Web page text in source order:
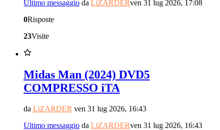
Ultimo messaggio da LiZARDERven 31 lug 2026, 17:08
0Risposte
23Visite
Midas Man (2024) DVD5
COMPRESSO iTA
da LiZARDER ven 31 lug 2026, 16:43
Ultimo messaggio da LiZARDERven 31 lug 2026, 16:43